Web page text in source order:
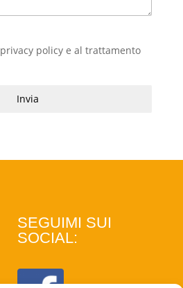
privacy policye al trattamento
Invia
SEGUIMI SUI
SOCIAL: